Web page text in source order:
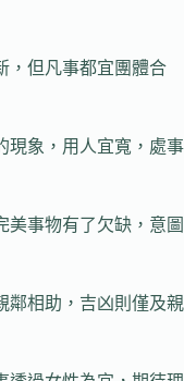
但凡事都宜團體合
象，用人宜寬，處事
事物有了欠缺，意圖
相助，吉凶則僅及親